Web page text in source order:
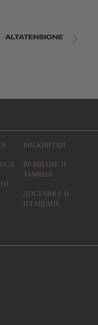
БИСКВИТКИ
ВРЪЩАНЕ И
ЗАМЯНА
ДОСТАВКА И
ПЛАЩАНЕ